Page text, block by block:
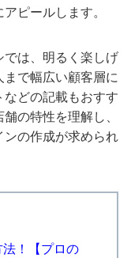
ピールします。
は、明るく楽しげ
で幅広い顧客層に
どの記載もおすす
の特性を理解し、
の作成が求められ
！【プロの